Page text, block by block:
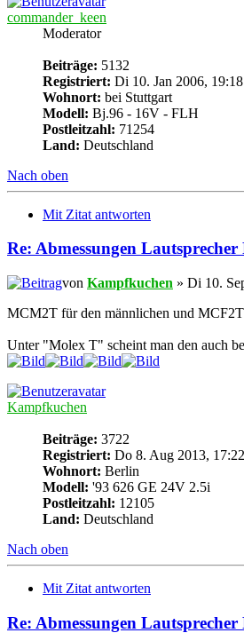
commander_keen
Moderator
Beiträge: 5132
Registriert: Di 10. Jan 2006, 19:18
Wohnort: bei Stuttgart
Modell: Bj.96 - 16V - FLH
Postleitzahl: 71254
Land: Deutschland
Nach oben
Mit Zitat antworten
Re: Abmessungen
von Kampfkuchen » Di 10.
MCM2T für den männlichen und
Unter "Molex T" scheint man den auch
Kampfkuchen
Beiträge: 3722
Registriert: Do 8. Aug 2013, 17:22
Wohnort: Berlin
Modell: '93 626 GE 24V 2.5i
Postleitzahl: 12105
Land: Deutschland
Nach oben
Mit Zitat antworten
Re: Abmessungen